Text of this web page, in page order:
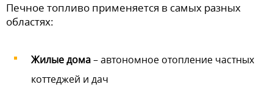
Печное топливо применяется в самых разных
областях:
Жилые дома– автономное отопление частных
коттеджей и дач